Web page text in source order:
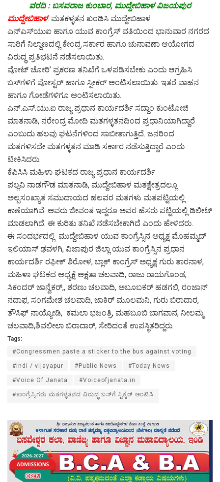
ವರದಿ : ಬಸವರಾಜ ಕುಂಬಾರ, ಮುದ್ದೇಬಿಹಾಳ ವಿಜಯಪುರ
ಮುದ್ದೇಬಿಹಾಳ: ಮತಕಳ್ಳತನ ಖಂಡಿಸಿ ಮುದ್ದೇಬಿಹಾಳ
ಎನ್‌ಎಸ್‌ಯುಐ ಹಾಗೂ ಯುವ ಕಾಂಗ್ರೆಸ್ ವತಿಯಿಂದ ಭಾನುವಾರ ನಗರದ
ಸಾರಿಗೆ ನಿಲ್ದಾಣದಲ್ಲಿ ಕೇಂದ್ರ ಸರ್ಕಾರ ಹಾಗೂ ಚುನಾವಣಾ ಆಯೋಗದ
ವಿರುದ್ಧ ಪ್ರತಿಭಟನೆ ನಡೆಸಲಾಯಿತು.
ವೋಟ್ ಚೋರಿ’ ಪ್ರಕರಣ ತನಿಖೆಗೆ ಒಳಪಡಿಸಬೇಕು ಎಂದು ಆಗ್ರಹಿಸಿ
ಬಸ್‌ಗಳಿಗೆ ಪೋಸ್ಟರ್ ಹಾಗೂ ಸ್ಪೀಕರ್ ಅಂಟಿಸಲಾಯಿತು. ಇತರೆ ವಾಹನ
ಹಾಗೂ ಗೋಡೆಗಳಿಗೂ ಅಂಟಿಸಲಾಯಿತು.
ಎನ್.ಎಸ್.ಯು.ಐ ರಾಜ್ಯ ಪ್ರಧಾನ ಕಾರ್ಯದರ್ಶಿ ಸದ್ದಾಂ ಕುಂಟೋಜಿ
ಮಾತನಾಡಿ, ನರೇಂದ್ರ ಮೋದಿ ಮತಗಳ್ಳತನದಿಂದ ಪ್ರಧಾನಿಯಾಗಿದ್ದಾರೆ
ಎಂಬುದು ಹಲವು ಘಟನೆಗಳಿಂದ ಸಾಬೀತಾಗುತ್ತಿದೆ. ಜನರಿಂದ
ಮತಗಳಿಸದೇ ಮತಗಳ್ಳತನ ಮಾಡಿ ಸರ್ಕಾರ ನಡೆಸುತ್ತಿದ್ದಾರೆ ಎಂದು
ಟೀಕಿಸಿದರು.
ಕೆಪಿಸಿಸಿ ಮಹಿಳಾ ಘಟಕದ ರಾಜ್ಯ ಪ್ರಧಾನ ಕಾರ್ಯದರ್ಶಿ
ಪಲ್ಲವಿ ನಾಡಗೌಡ ಮಾತನಾಡಿ, ಮುದ್ದೇಬಿಹಾಳ ಮತಕ್ಷೇತ್ರದಲ್ಲೂ
ಅಲ್ಪಸಂಖ್ಯಾತ ಸಮುದಾಯದ ಹಲವರ ಮತಗಳು ಮತಪಟ್ಟಿಯಲ್ಲಿ
ಕಾಣೆಯಾಗಿವೆ. ಅವರು ಜೀವಂತ ಇದ್ದರೂ ಅವರ ಹೆಸರು ಪಟ್ಟಿಯಲ್ಲಿ ಡಿಲೀಟ್
ಮಾಡಲಾಗಿದೆ. ಈ ಕುರಿತು ತನಿಖೆ ನಡೆಸಬೇಕಾಗಿದೆ ಎಂದು ಹೇಳಿದರು.
ಈ ಸಂದರ್ಭದಲ್ಲಿ ಮುದ್ದೇಬಿಹಾಳ ಯುವ ಕಾಂಗ್ರೆಸ್ಸಿನ ಅಧ್ಯಕ್ಷ ಮೊಹಮ್ಮದ್
ಇಲಿಯಾಸ್ ಢವಳಗಿ, ವಿಜಾಪುರ ಜಿಲ್ಲಾ ಯುವ ಕಾಂಗ್ರೆಸ್ಸಿನ ಪ್ರಧಾನ
ಕಾರ್ಯದರ್ಶಿ ರಫೀಕ್ ಶಿರೋಳ, ಬ್ಲಾಕ್ ಕಾಂಗ್ರೆಸ್ ಅಧ್ಯಕ್ಷ ಗುರು ತಾರನಾಳ,
ಮಹಿಳಾ ಘಟಕದ ಅಧ್ಯಕ್ಷೆ ಅಕ್ಷತಾ ಚಲವಾದಿ, ರಾಜು ರಾಯಗೊಂಡ,
ಸಿಕಂದರ್ ಜಾನ್ವೆಕರ್,, ಶರಣು ಚಲವಾದಿ, ಅಬೂಬಕರ್ ಹಡಗಲಿ, ರಂಜಾನ್
ನದಾಫ, ಸಂಗಮೇಶ ಚಲವಾದಿ, ಜಾಕಿರ್ ಮೂಲಮನಿ, ಗುರು ಬಿರಾದಾರ,
ತೌಸಿಫ್ ನಾಯ್ಯೋಡಿ, ಕಮಲಾ ಭಜಂತ್ರಿ, ಮಹಬೂಬಿ ಬಾಗವಾನ, ನೀಲಮ್ಮ
ಚಲವಾದಿ,ಶಿವಲೀಲಾ ಬಿರಾದಾರ್, ಸೇರಿದಂತೆ ಉಪಸ್ಥಿತರಿದ್ದರು.
Tags:
#Congressmen paste a sticker to the bus against voting
#indi / vijayapur #Public News #Today News
#Voice Of Janata #Voiceofjanata.in
#ಕಾಂಗ್ರೆಸ್ಸಿಗರು ಮತಗಳ್ಳತನದ ವಿರುದ್ಧ ಬಸ್‌ಗೆ ಸ್ಟಿಕ್ಕರ್ ಅಂಟಿಸಿ